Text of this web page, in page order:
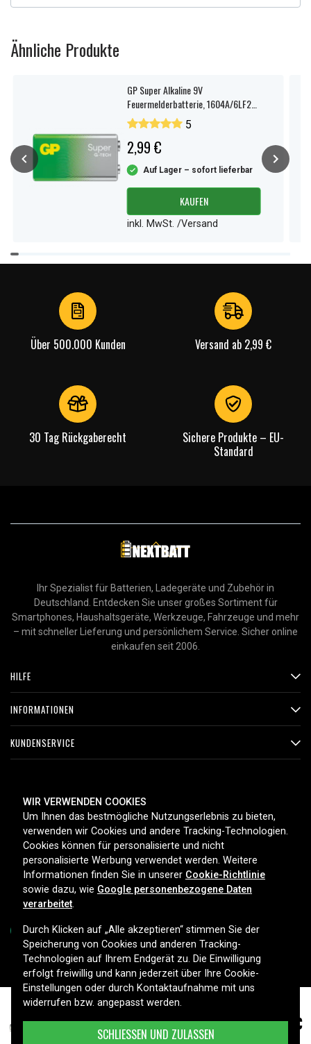
Ähnliche Produkte
GP Super Alkaline 9V
Feuermelderbatterie, 1604A/6LF22,
1er-Pack
5
2,99 €
Auf Lager – sofort lieferbar
KAUFEN
inkl. MwSt. /Versand
Item
1
5411, 1.2V, 2000mAh 8,99 €
Über 500.000 Kunden Versand ab 2,99 €
30 Tag Rückgaberecht
Sichere Produkte – EU-
Standard
Ihr Spezialist für Batterien, Ladegeräte und Zubehör in
Deutschland. Entdecken Sie unser großes Sortiment für
Smartphones, Haushaltsgeräte, Werkzeuge, Fahrzeuge und mehr
– mit schneller Lieferung und persönlichem Service. Sicher online
einkaufen seit 2006.
HILFE
INFORMATIONEN
KUNDENSERVICE
ZAHLUNGSMETHODEN
LIEFEROPTIONEN
Copyright © 2026, Spares Nordic AB
WIR VERWENDEN COOKIES
Um Ihnen das bestmögliche Nutzungserlebnis zu bieten,
verwenden wir Cookies und andere Tracking-Technologien.
Cookies können für personalisierte und nicht
personalisierte Werbung verwendet werden. Weitere
Informationen finden Sie in unserer Cookie-Richtlinie
sowie dazu, wie Google personenbezogene Daten
verarbeitet.
Durch Klicken auf „Alle akzeptieren“ stimmen Sie der
Speicherung von Cookies und anderen Tracking-
Technologien auf Ihrem Endgerät zu. Die Einwilligung
erfolgt freiwillig und kann jederzeit über Ihre Cookie-
Einstellungen oder durch Kontaktaufnahme mit uns
widerrufen bzw. angepasst werden.
SCHLIESSEN UND ZULASSEN